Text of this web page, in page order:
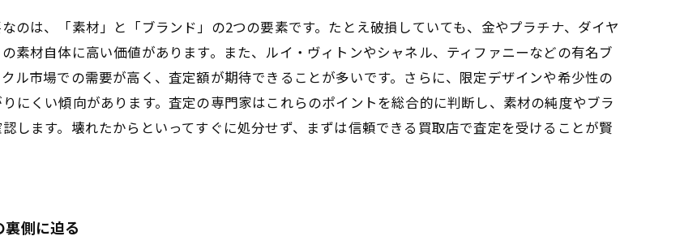
のは、「素材」と「ブランド」の2つの要素です。たとえ破損していても、金やプラチナ、ダイヤ
素材自体に高い価値があります。また、ルイ・ヴィトンやシャネル、ティファニーなどの有名ブ
ル市場での需要が高く、査定額が期待できることが多いです。さらに、限定デザインや希少性の
にくい傾向があります。査定の専門家はこれらのポイントを総合的に判断し、素材の純度やブラ
します。壊れたからといってすぐに処分せず、まずは信頼できる買取店で査定を受けることが賢
側に迫る